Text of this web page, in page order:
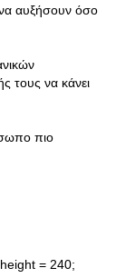
αυξήσουν όσο
τους να κάνει
πιο
= 240;